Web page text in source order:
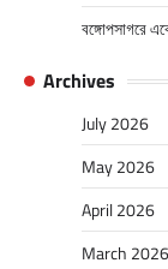
বঙ্গোপসাগরে
Archives
July 2026
May 2026
April 2026
March 2026